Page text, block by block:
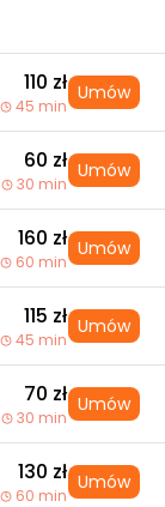
110 zł
45 min
Umów
60 zł
30 min
Umów
160 zł
60 min
Umów
115 zł
45 min
Umów
70 zł
30 min
Umów
130 zł
60 min
Umów